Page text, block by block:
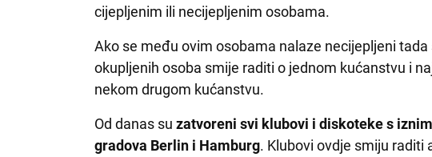
cijepljenim ili necijepljenim osobama.
Ako se među ovim osobama nalaze necijepljeni
okupljenih osoba smije raditi o jednom kućanstvu i
nekom drugom kućanstvu.
Od danas suzatvoreni svi klubovi i diskoteke s
gradova Berlin i Hamburg. Klubovi ovdje smiju raditi